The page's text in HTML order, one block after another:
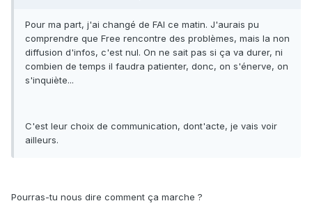
Pour ma part, j'ai changé de FAI ce matin. J'aurais pu
comprendre que Free rencontre des problèmes, mais la non
diffusion d'infos, c'est nul. On ne sait pas si ça va durer, ni
combien de temps il faudra patienter, donc, on s'énerve, on
s'inquiète...
C'est leur choix de communication, dont'acte, je vais voir
ailleurs.
Pourras-tu nous dire comment ça marche ?